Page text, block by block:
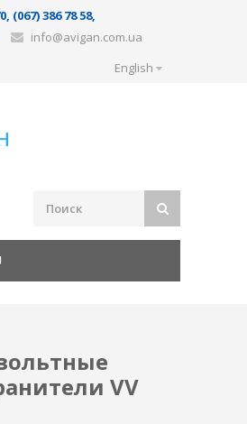
(067) 386 78 58,
info@avigan.com.ua
English
VV